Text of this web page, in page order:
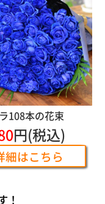
108本の花束
円(税込)
細はこちら
！